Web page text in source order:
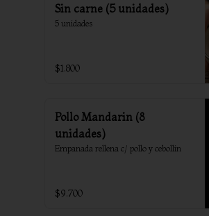
Sin carne (5 unidades)
5 unidades
$1.800
Pollo Mandarin (8
unidades)
Empanada rellena c/ pollo y cebollin
$9.700